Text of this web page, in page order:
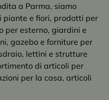
a Parma, siamo
piante e fiori, prodotti per
per esterno, giardini e
gazebo e forniture per
lettini e strutture
di articoli per
per la casa, articoli